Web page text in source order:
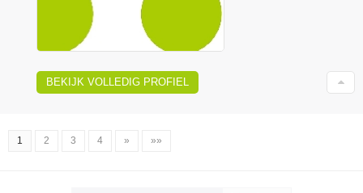
BEKIJK VOLLEDIG PROFIEL
1 2 3 4 » »»